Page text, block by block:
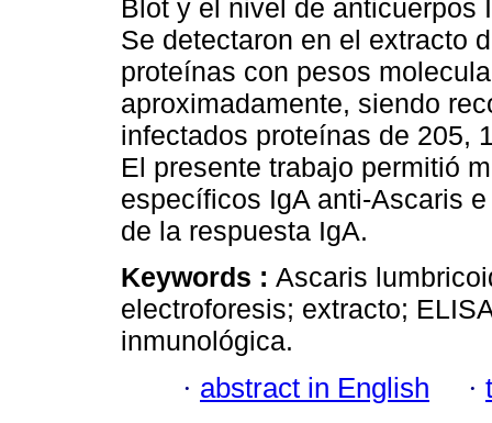
Blot y el nivel de
Se detectaron en el extracto
proteínas con pesos
aproximadamente, siendo
infectados proteínas de 205,
El presente trabajo permitió
específicos IgA anti-Ascaris
de la respuesta IgA.
Keywords : Ascaris
electroforesis; extracto;
inmunológica.
· abstract in English ·